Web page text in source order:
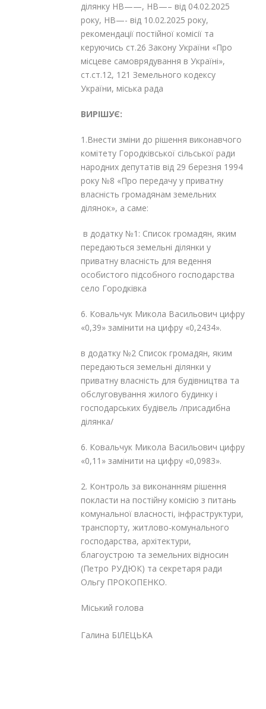
ділянку НВ——, НВ—– від 04.02.2025
року, НВ—- від 10.02.2025 року,
рекомендації постійної комісії та
керуючись ст.26 Закону України «Про
місцеве самоврядування в Україні»,
ст.ст.12, 121 Земельного кодексу
України, міська рада
ВИРІШУЄ:
1.Внести зміни до рішення виконавчого
комітету Городківської сільської ради
народних депутатів від 29 березня 1994
року №8 «Про передачу у приватну
власність громадянам земельних
ділянок», а саме:
в додатку №1: Список громадян, яким
передаються земельні ділянки у
приватну власність для ведення
особистого підсобного господарства
село Городківка
6. Ковальчук Микола Васильович цифру
«0,39» замінити на цифру «0,2434».
в додатку №2 Список громадян, яким
передаються земельні ділянки у
приватну власність для будівництва та
обслуговування жилого будинку і
господарських будівель /присадибна
ділянка/
6. Ковальчук Микола Васильович цифру
«0,11» замінити на цифру «0,0983».
2. Контроль за виконанням рішення
покласти на постійну комісію з питань
комунальної власності, інфраструктури,
транспорту, житлово-комунального
господарства, архітектури,
благоустрою та земельних відносин
(Петро РУДЮК) та секретаря ради
Ольгу ПРОКОПЕНКО.
Міський голова
Галина БІЛЕЦЬКА